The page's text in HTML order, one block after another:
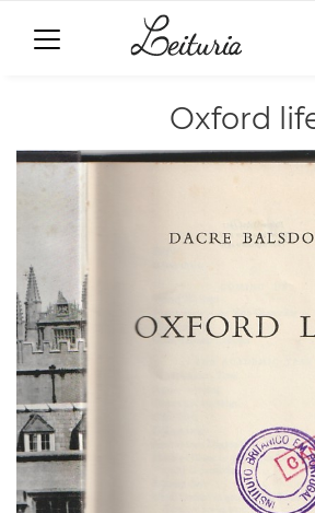
Oxford